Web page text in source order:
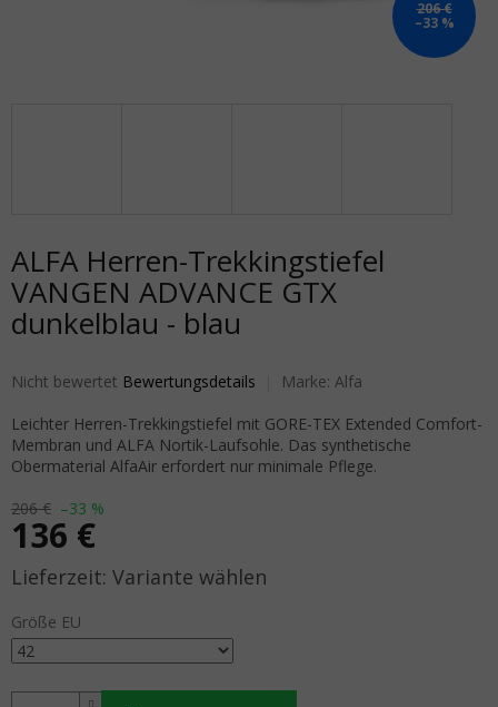
206 €
–33 %
ALFA Herren-Trekkingstiefel
VANGEN ADVANCE GTX
dunkelblau - blau
Die durchschnittliche Produktbewertung ist 0,0 von 5 Sternen.
Nicht bewertet Bewertungsdetails Marke: Alfa
206 € –33 %
136 €
Verkaufspreis: Variante wählen
Größe EU
Leichter Herren-Trekkingstiefel mit GORE-TEX Extended Comfort-
Membran und ALFA Nortik-Laufsohle. Das synthetische
Obermaterial AlfaAir erfordert nur minimale Pflege.